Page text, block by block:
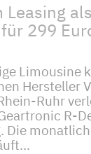
Leasing als
299
Limousine
Hersteller
Ruhr
R-
Die